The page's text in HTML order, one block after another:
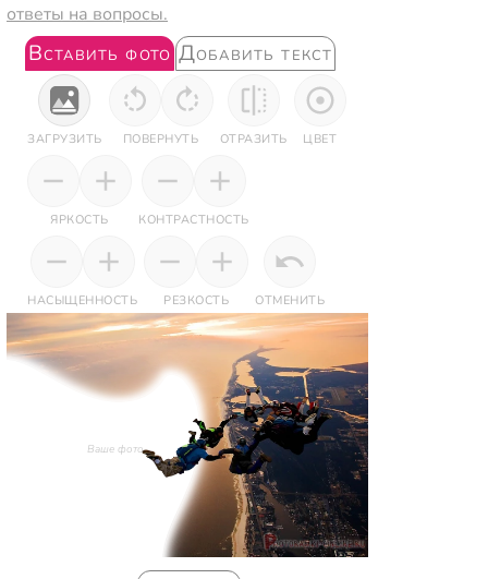
ответы на вопросы.
Вставить фото Добавить текст
ЗАГРУЗИТЬ ПОВЕРНУТЬ ОТРАЗИТЬ ЦВЕТ
ЯРКОСТЬ КОНТРАСТНОСТЬ
НАСЫЩЕННОСТЬ РЕЗКОСТЬ ОТМЕНИТЬ
Ваше фото